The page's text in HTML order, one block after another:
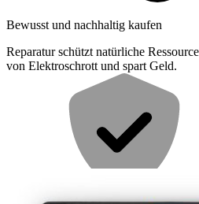
Bewusst und nachhaltig kaufen
Reparatur schützt natürliche
von Elektroschrott und spart Geld.